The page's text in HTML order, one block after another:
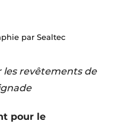
par Sealtec
revêtements de
pour le